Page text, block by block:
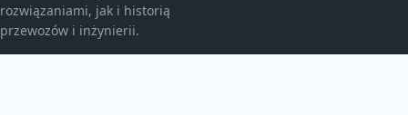
rozwiązaniami, jak i historią
przewozów i inżynierii.